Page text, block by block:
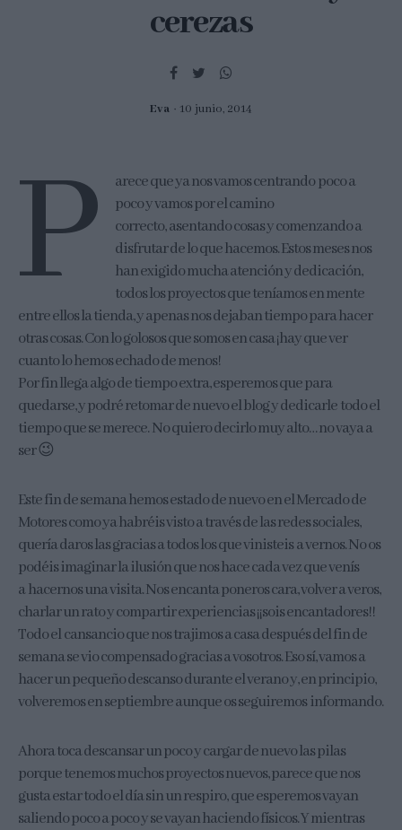
cerezas
Eva 10 junio, 2014
P
arece que ya nos vamos centrando poco a
poco y vamos por el camino
correcto, asentando cosas y comenzando a
disfrutar de lo que hacemos. Estos meses nos
han exigido mucha atención y dedicación,
todos los proyectos que teníamos en mente
entre ellos la tienda, y apenas nos dejaban tiempo para hacer
otras cosas. Con lo golosos que somos en casa ¡hay que ver
cuanto lo hemos echado de menos!
Por fin llega algo de tiempo extra, esperemos que para
quedarse, y podré retomar de nuevo el blog y dedicarle todo el
tiempo que se merece. No quiero decirlo muy alto… no vaya a
ser 😉
Este fin de semana hemos estado de nuevo en el Mercado de
Motores como ya habréis visto a través de las redes sociales,
quería daros las gracias a todos los que vinisteis a vernos. No os
podéis imaginar la ilusión que nos hace cada vez que venís
a hacernos una visita. Nos encanta poneros cara, volver a veros,
charlar un rato y compartir experiencias ¡¡sois encantadores!!
Todo el cansancio que nos trajimos a casa después del fin de
semana se vio compensado gracias a vosotros. Eso sí, vamos a
hacer un pequeño descanso durante el verano y, en principio,
volveremos en septiembre aunque os seguiremos informando.
Ahora toca descansar un poco y cargar de nuevo las pilas
porque tenemos muchos proyectos nuevos, parece que nos
gusta estar todo el día sin un respiro, que esperemos vayan
saliendo poco a poco y se vayan haciendo físicos. Y mientras